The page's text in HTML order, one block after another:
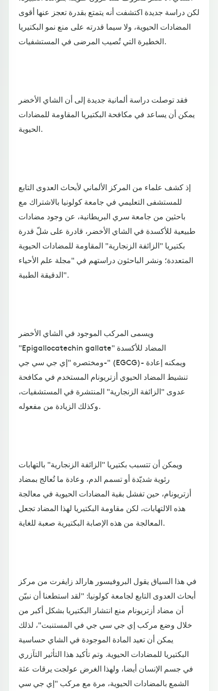
لكن دراسة جديدة اكتشفت أنه يتمتع بقدرة تعجز عنها أقوى
المضادات الحيوية، ولا سيما قدرته على منع نمو البكتيريا
الخطيرة التي تُصيب المرضى في المستشفيات.
فقد توصلت دراسة ألمانية جديدة إلى أن الشاي الأخضر
يمكن أن يساعد في مكافحة البكتيريا المقاومة للمضادات
الحيوية.
إذ كشف علماء من المركز الألماني لأبحاث العدوى التابع
للمستشفى التعليمي في جامعة كولونيا بالاشتراك مع
باحثين من جامعة سري البريطانية، عن وجود مضادات
طبيعية للأكسدة في الشاي الأخضر، قادرة على شلّ قدرة
بكتيريا "الزائفة الزنجارية" المقاومة للمضادات الحيوية
المتعددة؛ ونشر الباحثون دراستهم في "مجلة علم الأحياء
الدقيقة الطبية".
ويسمى المركب الموجود في الشاي الأخضر
"Epigallocatechin gallate" المضاد للأكسدة
-ومختصره "إي جي سي جي" (EGCG)- ويمكنه إعادة
تنشيط المضاد الحيوي أزتريونام المستخدم في مكافحة
عدوى "الزائفة الزنجارية" المنتشرة في المستشفيات،
وكذلك الزيادة من مفعوله.
ويمكن أن تتسبب بكتيريا "الزائفة الزنجارية" بالتهابات
رئوية شديّدة أو تسمم الدم، وعادة ما تُعالج بمضاد
أزتريونام، حين تفشل بقية المضادات الحيوية في معالجة
هذه الالتهابات، لكن مقاومة البكتيريا لهذا المضاد تجعل
المعالجة من هذه الإصابة البكتيرية صعبة للغاية.
في هذا السياق يقول البروفيسور هارالد زايفرت من مركز
أبحاث العدوى التابع لجامعة كولونيا: "لقد استطعنا أن نبيّن
أن مضاد أزتريونام منع انتشار البكتيريا بشكل أكبر من
خلال وضع مركب إي جي سي جي في المستنبت"، لذلك
يمكن أن تعيد المادة الموجودة في الشاي حساسية
البكتيريا للمضادات الحيوية. وتم تأكيد هذا التأثير التآزري
في جسم الإنسان أيضا، ولهذا الغرض عولجت يرقات عثة
الشمع بالمضادات الحيوية، مرة مع مركب "إي جي سي